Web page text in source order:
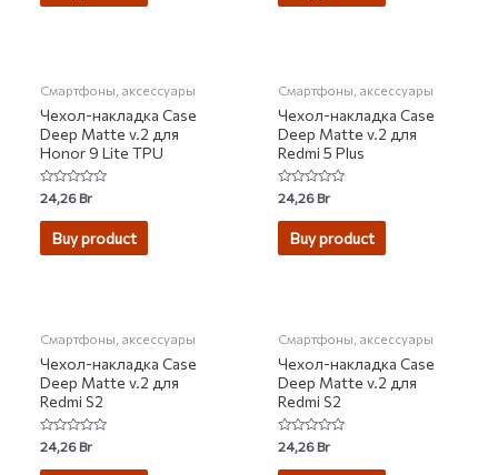
Смартфоны, аксессуары
Чехол-накладка Case
Deep Matte v.2 для
Honor 9 Lite TPU
Rated
0
out
24,26Br
Buy product
Смартфоны, аксессуары
Чехол-накладка Case
Deep Matte v.2 для
Redmi 5 Plus
Rated
0
out
24,26Br
Buy product
Смартфоны, аксессуары
Чехол-накладка Case
Deep Matte v.2 для
Redmi S2
Rated
0
out
24,26Br
Смартфоны, аксессуары
Чехол-накладка Case
Deep Matte v.2 для
Redmi S2
Rated
0
out
24,26Br